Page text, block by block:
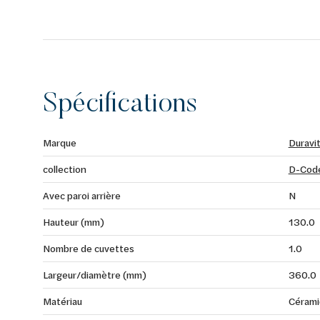
Spécifications
Marque
Duravit
collection
D-
Avec paroi arrière
N
Hauteur (mm)
130.0
Nombre de cuvettes
1.0
Largeur/diamètre (mm)
360.0
Matériau